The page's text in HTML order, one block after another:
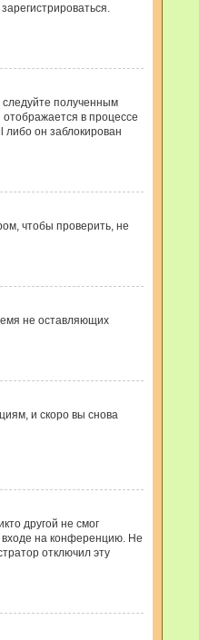
следуйте полученным
в процессе
он заблокирован
чтобы проверить, не
не оставляющих
и скоро вы снова
другой не смог
входе на конференцию. Не
отключил эту